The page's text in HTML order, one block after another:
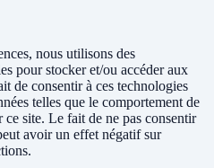
nous utilisons des
pour stocker et/ou accéder aux
de consentir à ces technologies
telles que le comportement de
site. Le fait de ne pas consentir
avoir un effet négatif sur